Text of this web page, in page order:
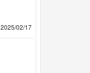
2025/02/17